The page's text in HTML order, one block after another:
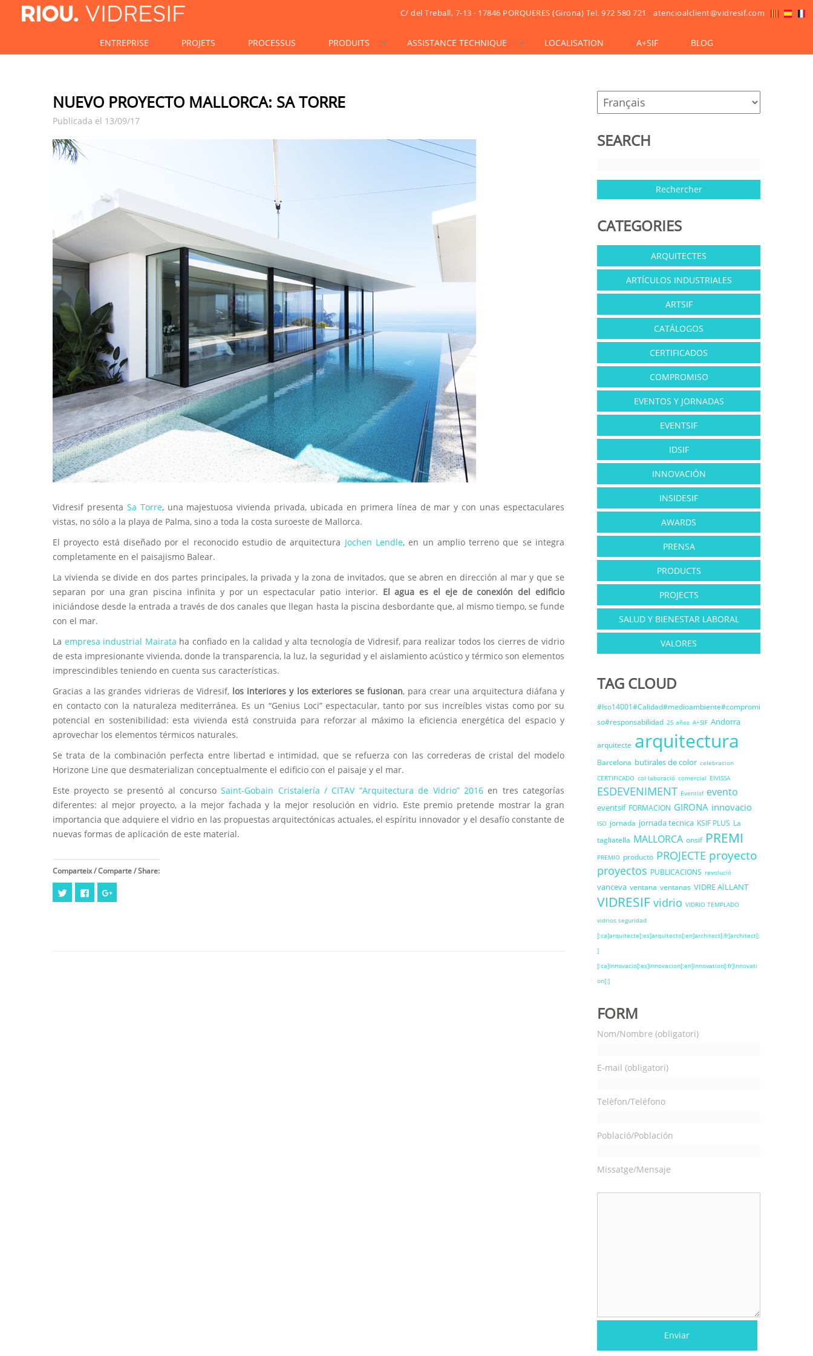
C/ del Treball, 7-13 · 17846 PORQUERES (Girona) Tel. 972 580 721 -atencioalclient@vidresif.com
ENTREPRISE PROJETS PROCESSUS PRODUITS ASSISTANCE TECHNIQUE LOCALISATION A+SIF BLOG
NUEVO PROYECTO MALLORCA: SA TORRE
Publicada el 13/09/17
Vidresif presenta Sa Torre, una majestuosa vivienda privada, ubicada en primera línea de mar y con unas espectaculares
vistas, no sólo a la playa de Palma, sino a toda la costa suroeste de Mallorca.
El proyecto está diseñado por el reconocido estudio de arquitectura Jochen Lendle, en un amplio terreno que se integra
completamente en el paisajismo Balear.
La vivienda se divide en dos partes principales, la privada y la zona de invitados, que se abren en dirección al mar y que se
separan por una gran piscina infinita y por un espectacular patio interior. El agua es el eje de conexión del edificio
iniciándose desde la entrada a través de dos canales que llegan hasta la piscina desbordante que, al mismo tiempo, se funde
con el mar.
La empresa industrial Mairata ha confiado en la calidad y alta tecnología de Vidresif, para realizar todos los cierres de vidrio
de esta impresionante vivienda, donde la transparencia, la luz, la seguridad y el aislamiento acústico y térmico son elementos
imprescindibles teniendo en cuenta sus características.
Gracias a las grandes vidrieras de Vidresif, los interiores y los exteriores se fusionan, para crear una arquitectura diáfana y
en contacto con la naturaleza mediterránea. Es un “Genius Loci” espectacular, tanto por sus increíbles vistas como por su
potencial en sostenibilidad: esta vivienda está construida para reforzar al máximo la eficiencia energética del espacio y
aprovechar los elementos térmicos naturales.
Se trata de la combinación perfecta entre libertad e intimidad, que se refuerza con las correderas de cristal del modelo
Horizone Line que desmaterializan conceptualmente el edificio con el paisaje y el mar.
Este proyecto se presentó al concursoSaint-Gobain Cristalería / CITAV “Arquitectura de Vidrio” 2016en tres categorías
diferentes: al mejor proyecto, a la mejor fachada y la mejor resolución en vidrio. Este premio pretende mostrar la gran
importancia que adquiere el vidrio en las propuestas arquitectónicas actuales, el espíritu innovador y el desafío constante de
nuevas formas de aplicación de este material.
Comparteix / Comparte / Share:
Cliquez
pour
partager
Cliquez
pour
partagerpartager
SEARCH
CATEGORIES
ARQUITECTES
ARTÍCULOS INDUSTRIALES
ARTSIF
CATÁLOGOS
CERTIFICADOS
COMPROMISO
EVENTOS Y JORNADAS
EVENTSIF
IDSIF
INNOVACIÓN
INSIDESIF
AWARDS
PRENSA
PRODUCTS
PROJECTS
SALUD Y BIENESTAR LABORAL
VALORES
TAG CLOUD
#Iso14001#Calidad#medioambiente#compromi
so#responsabilidad 25 años A+SIF Andorra
arquitecte arquitectura
Barcelona butirales de color celebracion
CERTIFICADO col·laboració comercial EIVISSA
ESDEVENIMENT Eventisf evento
eventsif FORMACION GIRONA innovacio
ISO jornada jornada tecnica KSIF PLUS La
tagliatella MALLORCA onsif PREMI
PREMIO producto PROJECTE proyecto
proyectos PUBLICACIONS revolució
vanceva ventana ventanas VIDRE AÏLLANT
VIDRESIF vidrio VIDRIO TEMPLADO
vidrios seguridad
[:ca]arquitecte[:es]arquitecto[:en]architect[:fr]architect[:
]
[:ca]innovacio[:es]innovacion[:en]innovation[:fr]innovati
on[:]
FORM
Nom/Nombre (obligatori)
E-mail (obligatori)
Telèfon/Teléfono
Població/Población
Missatge/Mensaje